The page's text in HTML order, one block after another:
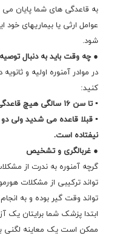
به قاعدگی های شما پایان
عوامل ارثی یا بیماریهای خود
شود.
● چه وقت باید به دنبال
در موادر آمنوره اولیه و
کنید:
▪ تا سن ۱۶ سالگی هیچ قاعدگی برایتان رخ نداده است
▪ قبلا قاعده می شدید ولی دو
نیفتاده است.
● غربالگری و تشخیص
گرچه آمنوره به ندرت از
تواند ترکیبی از مشکلات
تواند وقت گیر بوده و به
ابتدا پزشک شما برایتان
ممکن است یک معاینه لگنی